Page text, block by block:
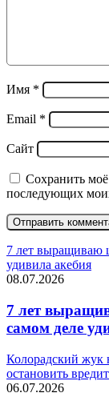
Имя *
Email *
Сайт
Сохранить моё
последующих
7 лет выращиваю
удивила акебия
08.07.2026
7 лет
самом деле
Колорадский жук
остановить
06.07.2026